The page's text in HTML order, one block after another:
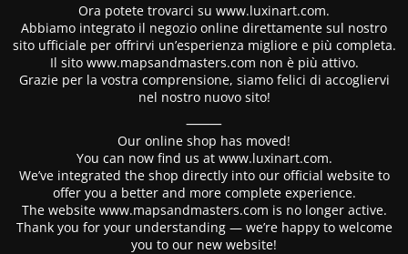
Ora potete trovarci su www.luxinart.com.
Abbiamo integrato il negozio online direttamente sul nostro
sito ufficiale per offrirvi un’esperienza migliore e più completa.
Il sito www.mapsandmasters.com non è più attivo.
Grazie per la vostra comprensione, siamo felici di accogliervi
nel nostro nuovo sito!
⸻
Our online shop has moved!
You can now find us at www.luxinart.com.
We’ve integrated the shop directly into our official website to
offer you a better and more complete experience.
The website www.mapsandmasters.com is no longer active.
Thank you for your understanding — we’re happy to welcome
you to our new website!